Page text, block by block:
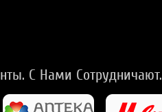
С Нами Сотрудничают.